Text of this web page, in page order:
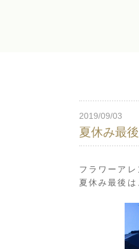
2019/09/03
夏休み最
フラワーア
夏休み最後